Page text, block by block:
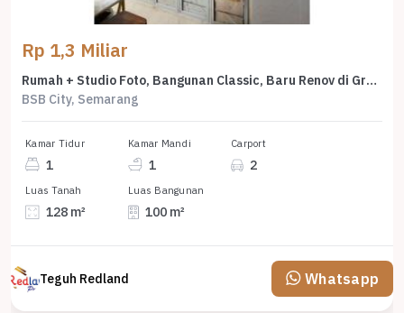
Rp 1,3 Miliar
Rumah + Studio Foto, Bangunan Classic, Baru Renov di Graha Taman Pelangi, Bsb, Me 7666
BSB City, Semarang
Kamar Tidur
1
Kamar Mandi
1
Carport
2
Luas Tanah
128 m²
Luas Bangunan
100 m²
Teguh Redland Whatsapp